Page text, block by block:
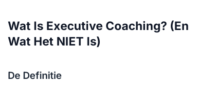
Wat Is Executive Coaching? (En
Wat Het NIET Is)
De Definitie